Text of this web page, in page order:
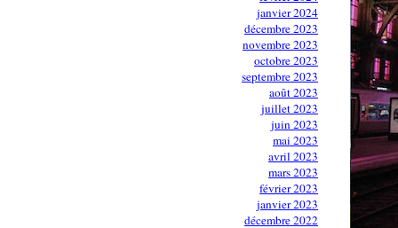
janvier 2024
décembre 2023
novembre 2023
octobre 2023
septembre 2023
août 2023
juillet 2023
juin 2023
mai 2023
avril 2023
mars 2023
février 2023
janvier 2023
décembre 2022